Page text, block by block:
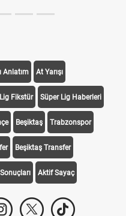
Anlatım At Yarışı
Fikstür Süper Lig Haberleri
Beşiktaş Trabzonspor
Beşiktaş Transfer
Aktif Sayaç